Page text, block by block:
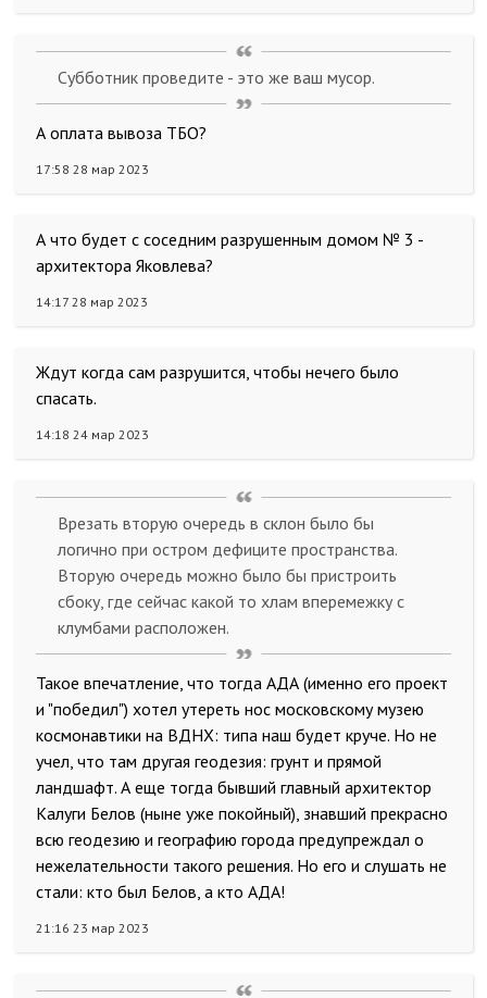
Субботник проведите - это же ваш мусор.
А оплата вывоза ТБО?
17:58 28 мар 2023
А что будет с соседним разрушенным домом № 3 -
архитектора Яковлева?
14:17 28 мар 2023
Ждут когда сам разрушится, чтобы нечего было
спасать.
14:18 24 мар 2023
Врезать вторую очередь в склон было бы
логично при остром дефиците пространства.
Вторую очередь можно было бы пристроить
сбоку, где сейчас какой то хлам вперемежку с
клумбами расположен.
Такое впечатление, что тогда АДА (именно его проект
и "победил") хотел утереть нос московскому музею
космонавтики на ВДНХ: типа наш будет круче. Но не
учел, что там другая геодезия: грунт и прямой
ландшафт. А еще тогда бывший главный архитектор
Калуги Белов (ныне уже покойный), знавший прекрасно
всю геодезию и географию города предупреждал о
нежелательности такого решения. Но его и слушать не
стали: кто был Белов, а кто АДА!
21:16 23 мар 2023